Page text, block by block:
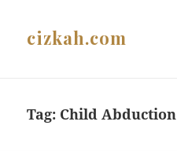
cizkah.com
Tag: Child Abduction